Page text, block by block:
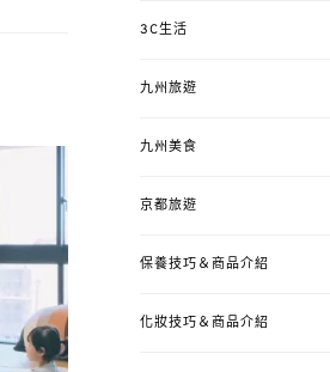
3C生活
九州旅遊
九州美食
京都旅遊
保養技巧＆商品介紹
化妝技巧＆商品介紹